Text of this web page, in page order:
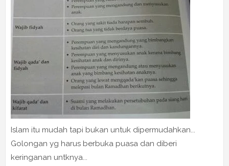
Islam itu mudah tapi bukan untuk dipermudahkan...
Golongan yg harus berbuka puasa dan diberi
keringanan untknya...